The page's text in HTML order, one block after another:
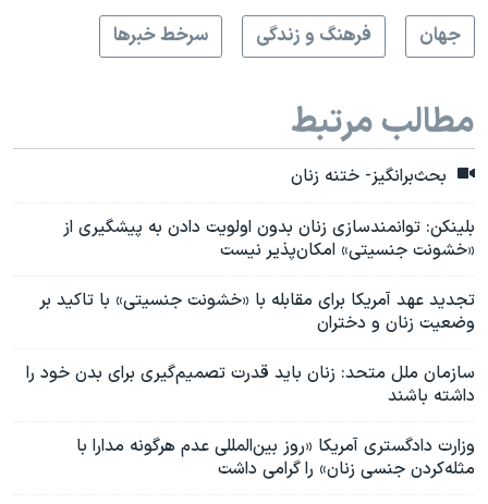
جهان
فرهنگ و زندگی سرخط خبرها
مطالب مرتبط
بحث‌برانگیز- ختنه زنان
بلینکن: توانمندسازی زنان بدون اولویت دادن به پیشگیری از
«خشونت جنسیتی» امکان‌پذیر نیست
تجدید عهد آمریکا برای مقابله با «خشونت جنسیتی» با تاکید بر
وضعیت زنان و دختران
سازمان ملل متحد: زنان باید قدرت تصمیم‌گیری برای بدن خود را
داشته باشند
وزارت دادگستری آمریکا «روز بین‌المللی عدم هرگونه مدارا با
مثله‌کردن جنسی زنان» را گرامی داشت